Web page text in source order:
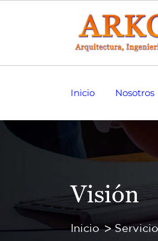
Inicio Nosotros
Visión
Inicio